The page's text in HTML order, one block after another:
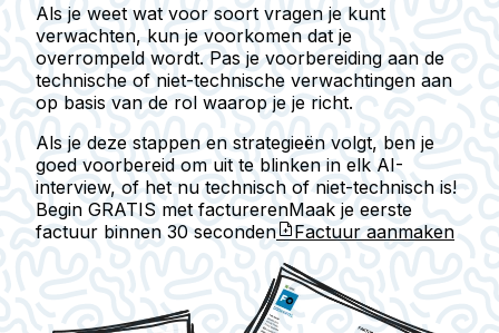
Als je weet wat voor soort vragen je kunt
verwachten, kun je voorkomen dat je
overrompeld wordt. Pas je voorbereiding aan de
technische of niet-technische verwachtingen aan
op basis van de rol waarop je je richt.
Als je deze stappen en strategieën volgt, ben je
goed voorbereid om uit te blinken in elk AI-
interview, of het nu technisch of niet-technisch is!
Begin GRATIS met facturerenMaak je eerste
factuur binnen 30 seconden Factuur aanmaken